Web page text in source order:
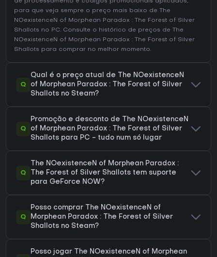
para que veja sempre o preço mais baixo de The
NOexistenceN of Morphean Paradox : The Forest of Silver
Shallots no PC. Consulte o histórico de preços de The
NOexistenceN of Morphean Paradox : The Forest of Silver
Shallots para comprar no melhor momento.
Q
Qual é o preço atual de The NOexistenceN
of Morphean Paradox : The Forest of Silver
Shallots no Steam?
Q
Promoção e desconto de The NOexistenceN
of Morphean Paradox : The Forest of Silver
Shallots para PC - tudo num só lugar
Q
The NOexistenceN of Morphean Paradox :
The Forest of Silver Shallots tem suporte
para GeForce NOW?
Q
Posso comprar The NOexistenceN of
Morphean Paradox : The Forest of Silver
Shallots no Steam?
Posso jogar The NOexistenceN of Morphean